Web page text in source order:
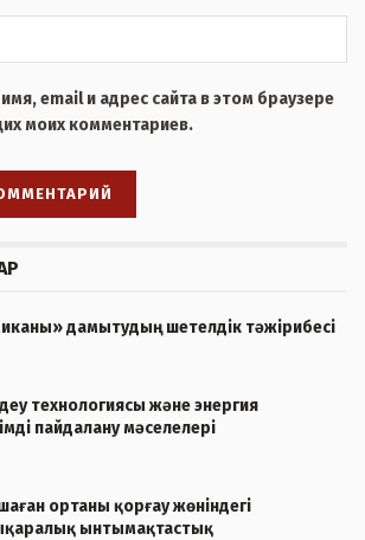
email и адрес сайта в этом браузере
моих комментариев.
дамытудың шетелдік тәжірибесі
технологиясы және энергия
пайдалану мәселелері
ортаны қорғау жөніндегі
ынтымақтастық